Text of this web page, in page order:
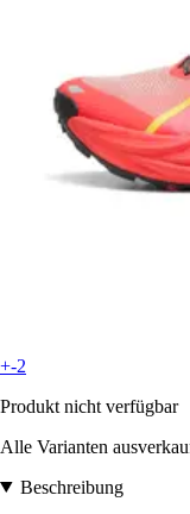
+-2
Produkt nicht verfügbar
Alle Varianten
Beschreibung